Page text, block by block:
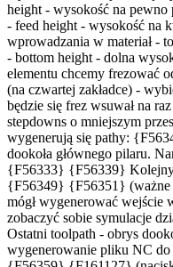
height - wysokość na
- feed height - wysokość na
wprowadzania w materiał -
- bottom height - dolna
elementu chcemy frezować
(na czwartej zakładce) -
będzie się frez wsuwał na
stepdowns o mniejszym
wygenerują się pathy:
dookoła głównego pilaru.
{F56333} {F56339}
{F56349} {F56351} (ważne
mógł wygenerować wejście
zobaczyć sobie symulacje
Ostatni toolpath - obrys
wygenerowanie pliku NC